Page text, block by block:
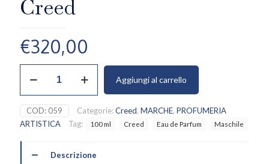
Creed
€320,00
Water
ml,
Creed
quantità
Aggiungi al carrello
COD: 059 Categorie:Creed, MARCHE, PROFUMERIA
ARTISTICA
Tag: 100 ml Creed Eau de Parfum Maschile
Descrizione